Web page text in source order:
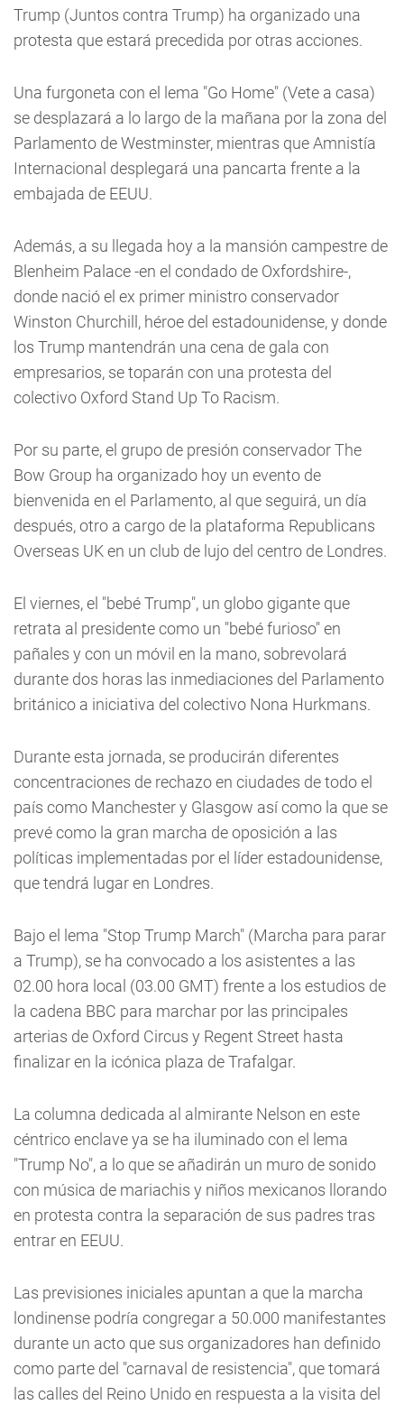
Trump (Juntos contra Trump) ha organizado una
protesta que estará precedida por otras acciones.
Una furgoneta con el lema "Go Home" (Vete a casa)
se desplazará a lo largo de la mañana por la zona del
Parlamento de Westminster, mientras que Amnistía
Internacional desplegará una pancarta frente a la
embajada de EEUU.
Además, a su llegada hoy a la mansión campestre de
Blenheim Palace -en el condado de Oxfordshire-,
donde nació el ex primer ministro conservador
Winston Churchill, héroe del estadounidense, y donde
los Trump mantendrán una cena de gala con
empresarios, se toparán con una protesta del
colectivo Oxford Stand Up To Racism.
Por su parte, el grupo de presión conservador The
Bow Group ha organizado hoy un evento de
bienvenida en el Parlamento, al que seguirá, un día
después, otro a cargo de la plataforma Republicans
Overseas UK en un club de lujo del centro de Londres.
El viernes, el "bebé Trump", un globo gigante que
retrata al presidente como un "bebé furioso" en
pañales y con un móvil en la mano, sobrevolará
durante dos horas las inmediaciones del Parlamento
británico a iniciativa del colectivo Nona Hurkmans.
Durante esta jornada, se producirán diferentes
concentraciones de rechazo en ciudades de todo el
país como Manchester y Glasgow así como la que se
prevé como la gran marcha de oposición a las
políticas implementadas por el líder estadounidense,
que tendrá lugar en Londres.
Bajo el lema "Stop Trump March" (Marcha para parar
a Trump), se ha convocado a los asistentes a las
02.00 hora local (03.00 GMT) frente a los estudios de
la cadena BBC para marchar por las principales
arterias de Oxford Circus y Regent Street hasta
finalizar en la icónica plaza de Trafalgar.
La columna dedicada al almirante Nelson en este
céntrico enclave ya se ha iluminado con el lema
"Trump No", a lo que se añadirán un muro de sonido
con música de mariachis y niños mexicanos llorando
en protesta contra la separación de sus padres tras
entrar en EEUU.
Las previsiones iniciales apuntan a que la marcha
londinense podría congregar a 50.000 manifestantes
durante un acto que sus organizadores han definido
como parte del "carnaval de resistencia", que tomará
las calles del Reino Unido en respuesta a la visita del